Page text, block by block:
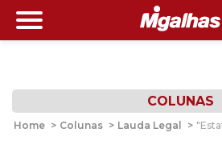
COLUNAS
Home > Colunas > Lauda Legal >